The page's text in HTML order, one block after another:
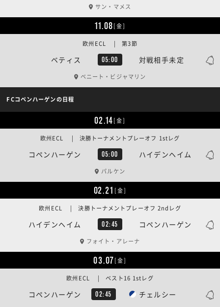
サン・マメス
11.08[金]
ベティス 05:00 対戦相手未定
欧州ECL | 第3節
ベニート・ビジャマリン
FCコペンハーゲンの日程
02.14[金]
コペンハーゲン 05:00 ハイデンヘイム
欧州ECL | 決勝トーナメントプレーオフ 1stレグ
パルケン
02.21 [金]
ハイデンヘイム 02:45 コペンハーゲン
欧州ECL | 決勝トーナメントプレーオフ 2ndレグ
フォイト・アレーナ
03.07[金]
コペンハーゲン 02:45 チェルシー
欧州ECL | ベスト16 1stレグ